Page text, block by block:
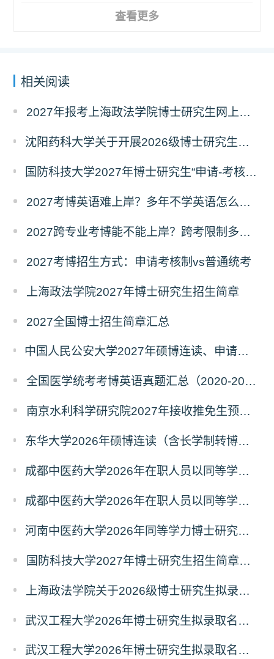
查看更多
相关阅读
2027年报考上海政法学院博士研究生网上报名公告
沈阳药科大学关于开展2026级博士研究生录取后信息采集及档案调取等相关工作的通知
国防科技大学2027年博士研究生“申请-考核”制招生专业基础笔试考试大纲
2027考博英语难上岸？多年不学英语怎么备考？
2027跨专业考博能不能上岸？跨考限制多不多？
2027考博招生方式：申请考核制vs普通统考
上海政法学院2027年博士研究生招生简章
2027全国博士招生简章汇总
中国人民公安大学2027年硕博连读、申请考核、本科直博博士研究生招生报名事宜的通知
全国医学统考考博英语真题汇总（2020-2026年）
南京水利科学研究院2027年接收推免生预报名公告
东华大学2026年硕博连读（含长学制转博）博士研究生拟录取名单公示
成都中医药大学2026年在职人员以同等学力申请中西医结合博士学术学位招生章程
成都中医药大学2026年在职人员以同等学力申请中医博士专业学位招生章程
河南中医药大学2026年同等学力博士研究生招生拟进入复试人员名单公示
国防科技大学2027年博士研究生招生简章（预发版）
上海政法学院关于2026级博士研究生拟录取后续相关事宜的通知
武汉工程大学2026年博士研究生拟录取名单公示（普通招考）（第四批）
武汉工程大学2026年博士研究生拟录取名单公示（普通招考）（第五批）